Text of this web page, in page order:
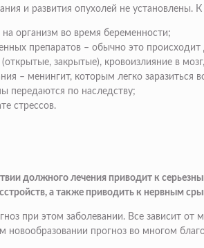
и развития опухолей не
организм во время беременности;
препаратов – обычно это происходит
закрытые), кровоизлияние в
– менингит, которым легко заразиться
передаются по наследству;
стрессов.
должного лечения приводит к
а также приводить к нервным
при этом заболевании. Все зависит
новообразовании прогноз во многом